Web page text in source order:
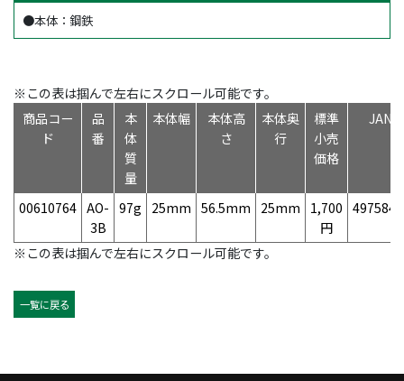
●本体：鋼鉄
※この表は掴んで左右にスクロール可能です。
商品コー
ド
品
番
本
体
質
量
本体幅
本体高
さ
本体奥
行
標準
小売
価格
JAN
00610764 AO-
3B
97g 25mm 56.5mm 25mm
1,700
円
※この表は掴んで左右にスクロール可能です。
一覧に戻る